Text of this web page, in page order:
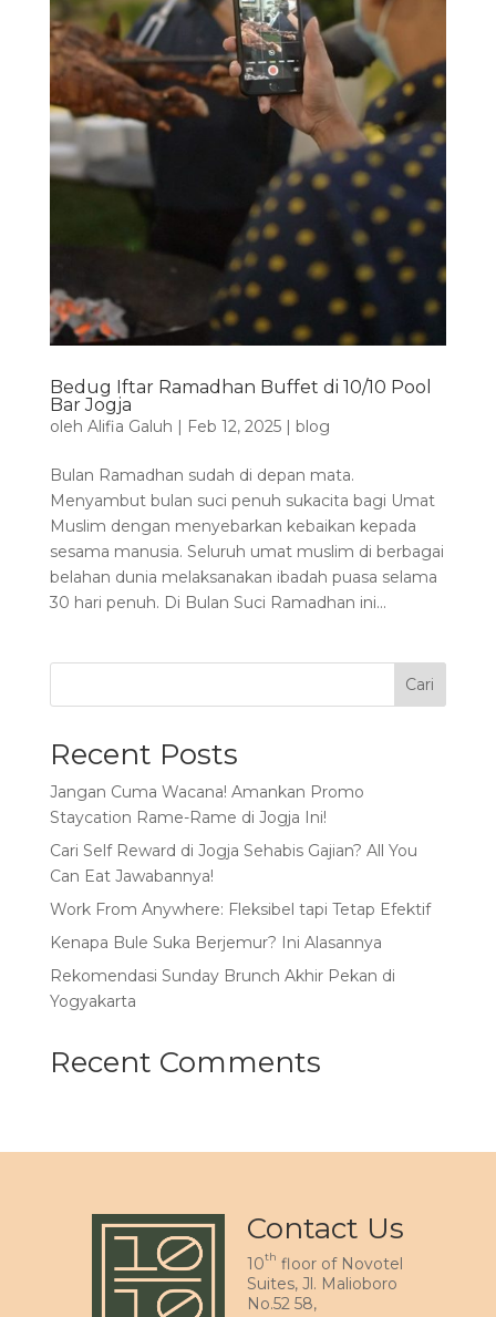
Bedug Iftar Ramadhan Buffet di 10/10 Pool
Bar Jogja
oleh Alifia Galuh | Feb 12, 2025| blog
Bulan Ramadhan sudah di depan mata.
Menyambut bulan suci penuh sukacita bagi Umat
Muslim dengan menyebarkan kebaikan kepada
sesama manusia. Seluruh umat muslim di berbagai
belahan dunia melaksanakan ibadah puasa selama
30 hari penuh. Di Bulan Suci Ramadhan ini...
Cari
Recent Posts
Jangan Cuma Wacana! Amankan Promo
Staycation Rame-Rame di Jogja Ini!
Cari Self Reward di Jogja Sehabis Gajian? All You
Can Eat Jawabannya!
Work From Anywhere: Fleksibel tapi Tetap Efektif
Kenapa Bule Suka Berjemur? Ini Alasannya
Rekomendasi Sunday Brunch Akhir Pekan di
Yogyakarta
Recent Comments
Contact Us
10th floor of Novotel
Suites, Jl. Malioboro
No.52 58,